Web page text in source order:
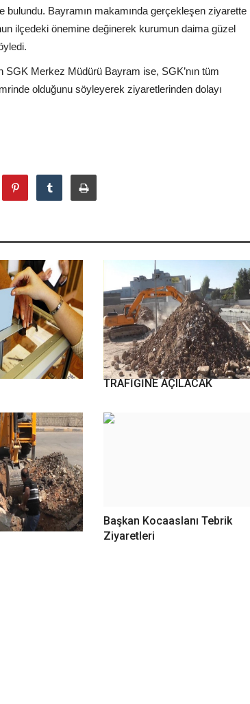
bulundu. Bayramın makamında gerçekleşen ziyarette
ilçedeki önemine değinerek kurumun daima güzel
Merkez Müdürü Bayram ise, SGK’nın tüm
olduğunu söyleyerek ziyaretlerinden dolayı
ERDOĞANA
KÖPRÜ ARAÇ VE YAYA
TRAFİĞİNE AÇILACAK
Başkan Kocaaslanı Tebrik
Ziyaretleri